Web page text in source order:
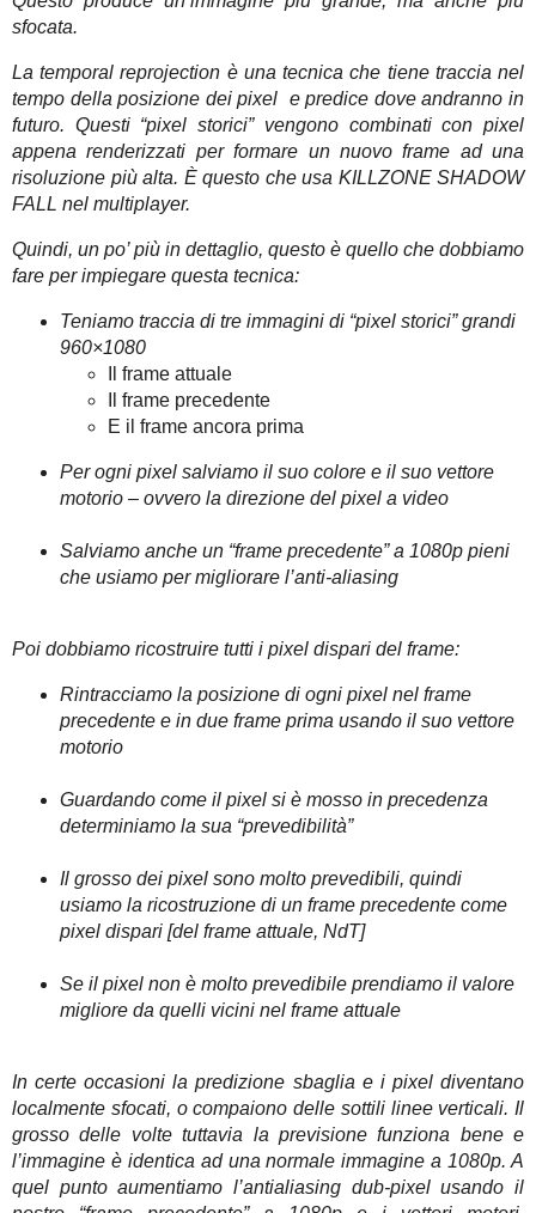
sfocata.
La temporal reprojection è una tecnica che tiene traccia nel
tempo della posizione dei pixel e predice dove andranno in
futuro. Questi “pixel storici” vengono combinati con pixel
appena renderizzati per formare un nuovo frame ad una
risoluzione più alta. È questo che usa KILLZONE SHADOW
FALL nel multiplayer.
Quindi, un po’ più in dettaglio, questo è quello che dobbiamo
fare per impiegare questa tecnica:
Teniamo traccia di tre immagini di “pixel storici” grandi
960×1080
Il frame attuale
Il frame precedente
E il frame ancora prima
Per ogni pixel salviamo il suo colore e il suo vettore
motorio – ovvero la direzione del pixel a video
Salviamo anche un “frame precedente” a 1080p pieni
che usiamo per migliorare l’anti-aliasing
Poi dobbiamo ricostruire tutti i pixel dispari del frame:
Rintracciamo la posizione di ogni pixel nel frame
precedente e in due frame prima usando il suo vettore
motorio
Guardando come il pixel si è mosso in precedenza
determiniamo la sua “prevedibilità”
Il grosso dei pixel sono molto prevedibili, quindi
usiamo la ricostruzione di un frame precedente come
pixel dispari [del frame attuale, NdT]
Se il pixel non è molto prevedibile prendiamo il valore
migliore da quelli vicini nel frame attuale
In certe occasioni la predizione sbaglia e i pixel diventano
localmente sfocati, o compaiono delle sottili linee verticali. Il
grosso delle volte tuttavia la previsione funziona bene e
l’immagine è identica ad una normale immagine a 1080p. A
quel punto aumentiamo l’antialiasing dub-pixel usando il